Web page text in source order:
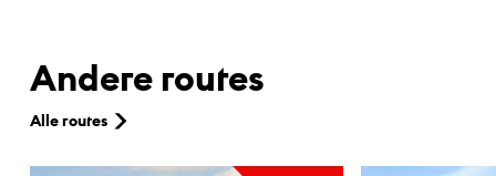
Andere routes
Alle routes